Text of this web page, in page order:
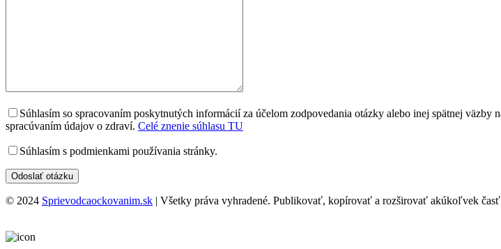
Súhlasím so spracovaním poskytnutých informácií za účelom zodpovedania otázky alebo inej spätnej
spracúvaním údajov o zdraví. Celé znenie súhlasu TU
Súhlasím s podmienkami používania stránky.
© 2024 Sprievodcaockovanim.sk | Všetky práva vyhradené. Publikovať, kopírovať a rozširovať akúkoľvek časť